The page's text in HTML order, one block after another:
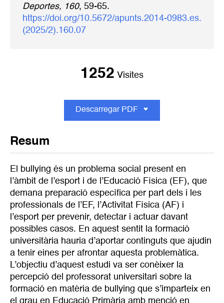
Deportes, 160, 59-65.
https://doi.org/10.5672/apunts.2014-0983.es.
(2025/2).160.07
1252 Visites
Descarregar PDF
Resum
El bullying és un problema social present en
l’àmbit de l’esport i de l’Educació Física (EF), que
demana preparació específica per part dels i les
professionals de l’EF, l’Activitat Física (AF) i
l’esport per prevenir, detectar i actuar davant
possibles casos. En aquest sentit la formació
universitària hauria d’aportar continguts que ajudin
a tenir eines per afrontar aquesta problemàtica.
L’objectiu d’aquest estudi va ser conèixer la
percepció del professorat universitari sobre la
formació en matèria de bullying que s’imparteix en
el grau en Educació Primària amb menció en